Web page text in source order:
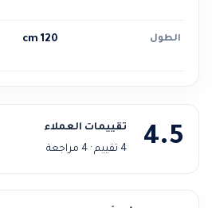
الطول 120 cm
4.5
تقييمات العملاء
4 تقييم · 4 مراجعة